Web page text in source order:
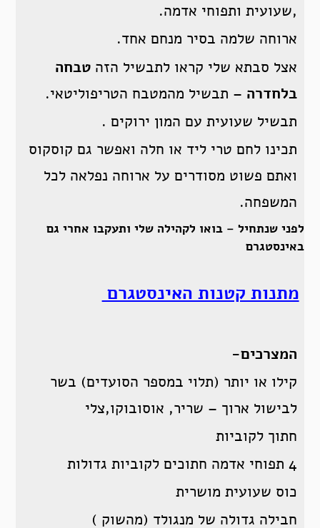
,שעועית ותפוחי אדמה.
ארוחה שלמה בסיר מנחם אחד.
אצל סבתא שלי קראו לתבשיל הזהטבחה
בלחדרה – תבשיל מהמטבח הטריפוליטאי.
תבשיל שעועית עם המון ירוקים .
תכינו לחם טרי ליד או חלה ואפשר גם קוסקוס
ואתם פשוט מסודרים על ארוחה נפלאה לכל
המשפחה.
לפני שנתחיל – בואו לקהילה שלי ותעקבו אחרי גם
באינסטגרם
מתנות קטנות האינסטגרם
המצרכים-
קילו או יותר (תלוי במספר הסועדים) בשר
לבישול ארוך – שריר, אוסובוקו,צלי
חתוך לקוביות
4 תפוחי אדמה חתוכים לקוביות גדולות
כוס שעועית מושרית
חבילה גדולה של מנגולד (מהשוק )